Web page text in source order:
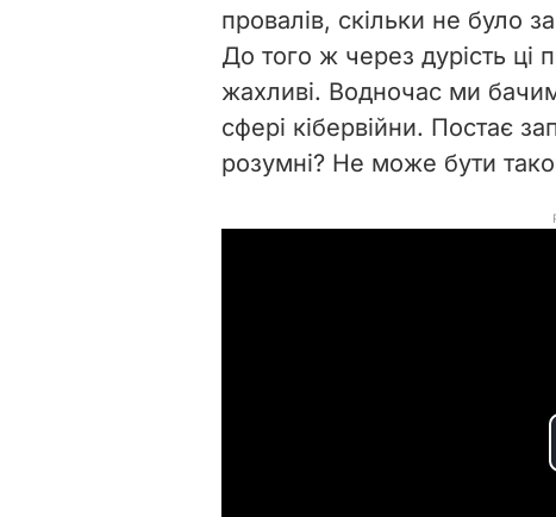
провалів, скільки не було
До того ж через дурість
жахливі. Водночас ми
сфері кібервійни. Постає
розумні? Не може бути